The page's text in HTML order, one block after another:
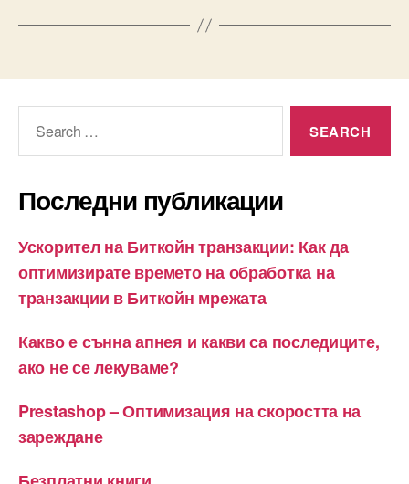
Последни публикации
Ускорител на Биткойн транзакции: Как да
оптимизирате времето на обработка на
транзакции в Биткойн мрежата
Какво е сънна апнея и какви са последиците,
ако не се лекуваме?
Prestashop – Оптимизация на скоростта на
зареждане